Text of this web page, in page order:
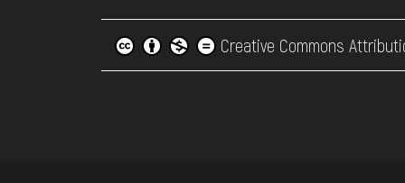
Creative Commons